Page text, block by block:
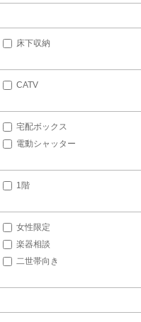
床下収納
CATV
宅配ボックス
電動シャッター
1階
女性限定
楽器相談
二世帯向き